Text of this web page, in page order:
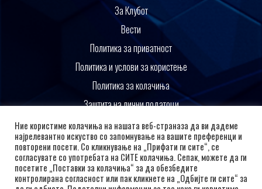
За Клубот
Вести
Политика за приватност
Политика и услови за користење
Политика за колачиња
Заштита на лични податоци
Поддржано од
Ние користиме колачиња на нашата веб-страназа да ви дадеме
најрелевантно искуство со запомнување на вашите преференци и
повторени посети. Со кликнување на „Прифати ги сите“, се
согласувате со употребата на СИТЕ колачиња. Сепак, можете да ги
посетите „Поставки за колачиња“ за да обезбедите
контролирана согласност или пак кликнете на „Одбијте ги сите“ за